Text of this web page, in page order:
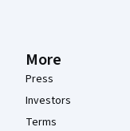
More
Press
Investors
Terms